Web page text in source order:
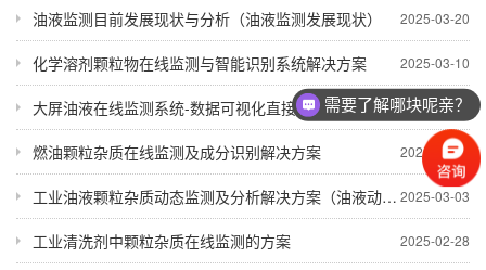
2025-03-20
油液监测目前发展现状与分析（油液监测发展现状）
2025-03-10
化学溶剂颗粒物在线监测与智能识别系统解决方案
2025-03-05
大屏油液在线监测系统-数据可视化直接显示
2025-03-04
燃油颗粒杂质在线监测及成分识别解决方案
2025-03-03
工业油液颗粒杂质动态监测及分析解决方案（油液动态图像颗粒监测传感器）
2025-02-28
工业清洗剂中颗粒杂质在线监测的方案
需要了解哪块呢亲？